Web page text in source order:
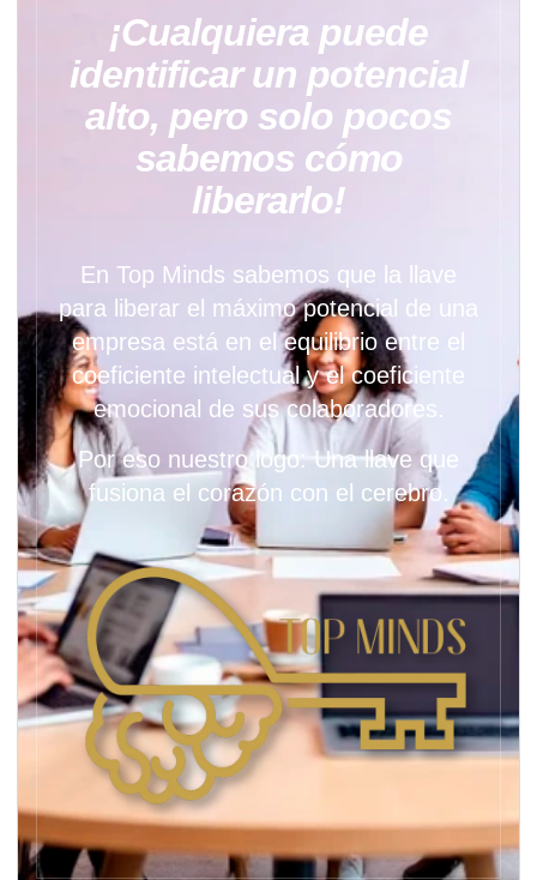
¡Cualquiera puede
identificar un potencial
alto, pero solo pocos
sabemos cómo
liberarlo!
En Top Minds sabemos que la llave
para liberar el máximo potencial de una
empresa está en el equilibrio entre el
coeficiente intelectual y el coeficiente
emocional de sus colaboradores.
Por eso nuestro logo: Una llave que
fusiona el corazón con el cerebro.